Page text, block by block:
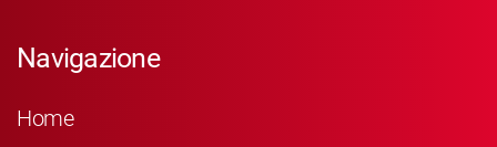
Navigazione
Home